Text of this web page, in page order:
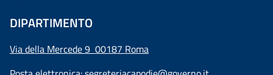
DIPARTIMENTO
Via della Mercede 9 00187 Roma